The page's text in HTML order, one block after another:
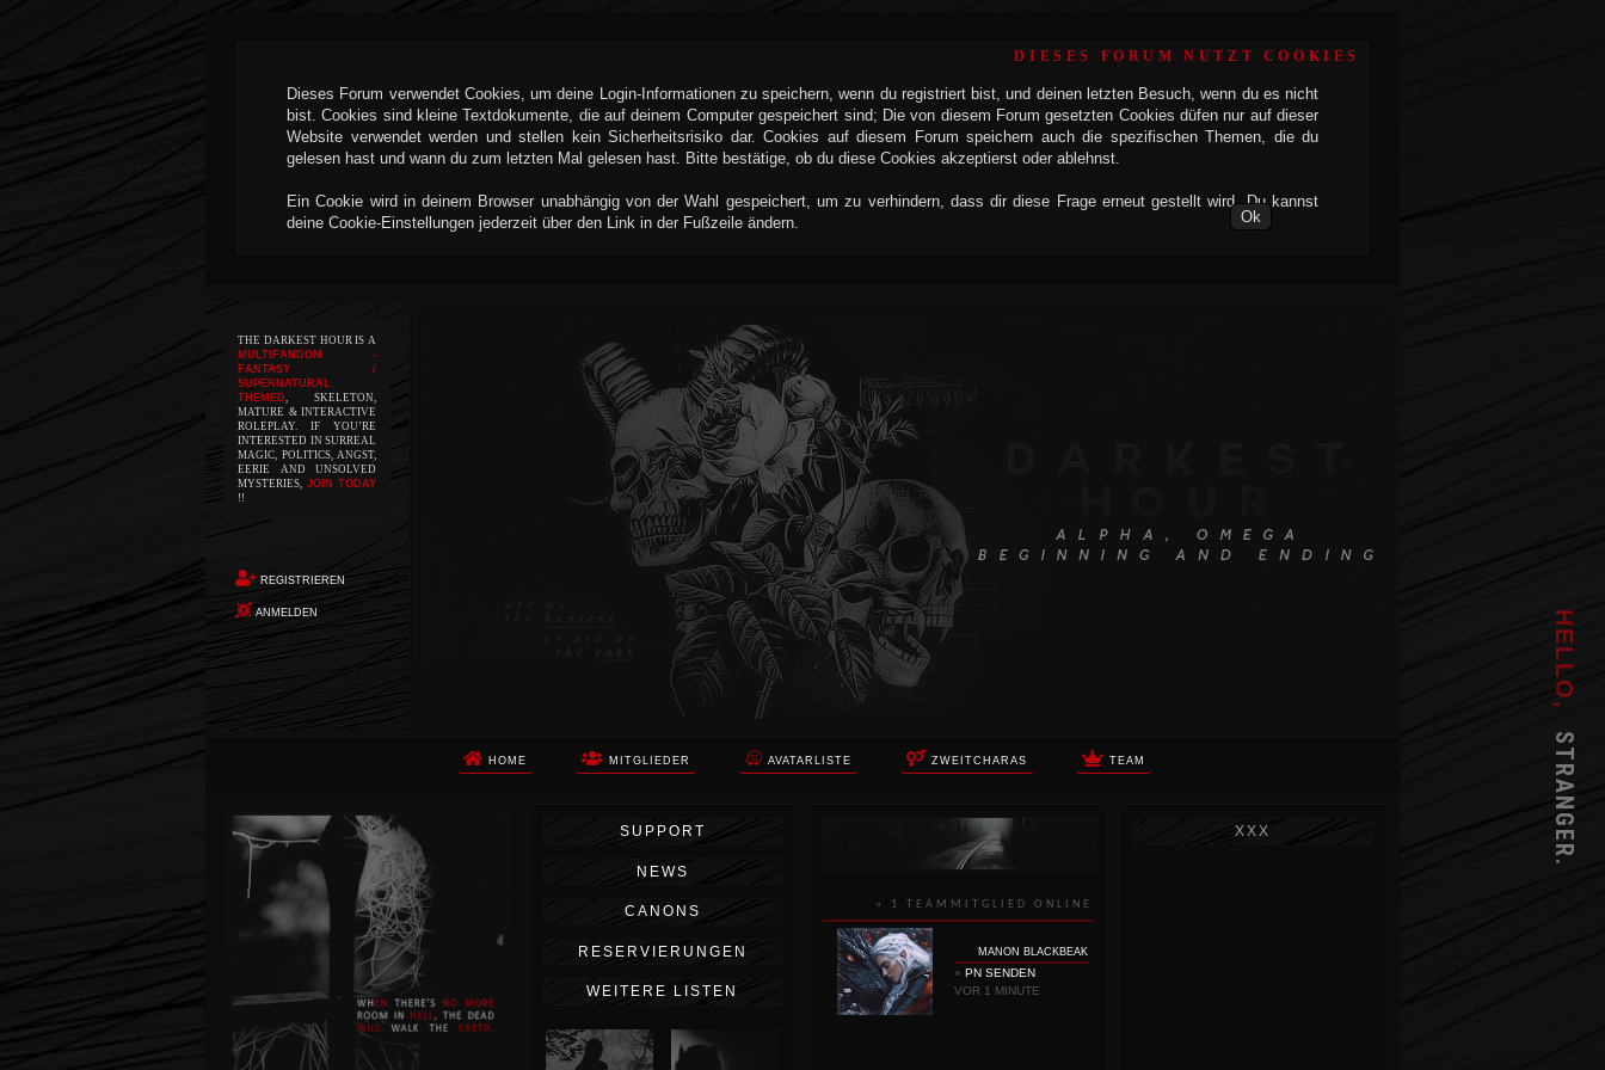
DIESES FORUM NUTZT COOKIES
Dieses Forum verwendet Cookies, um deine Login-Informationen zu speichern, wenn du registriert bist, und deinen letzten Besuch, wenn du es nicht
bist. Cookies sind kleine Textdokumente, die auf deinem Computer gespeichert sind; Die von diesem Forum gesetzten Cookies düfen nur auf dieser
Website verwendet werden und stellen kein Sicherheitsrisiko dar. Cookies auf diesem Forum speichern auch die spezifischen Themen, die du
gelesen hast und wann du zum letzten Mal gelesen hast. Bitte bestätige, ob du diese Cookies akzeptierst oder ablehnst.
Ein Cookie wird in deinem Browser unabhängig von der Wahl gespeichert, um zu verhindern, dass dir diese Frage erneut gestellt wird. Du kannst
deine Cookie-Einstellungen jederzeit über den Link in der Fußzeile ändern.
THE DARKEST HOUR IS A
MULTIFANDOM -
FANTASY /
SUPERNATURAL
THEMED, SKELETON,
MATURE & INTERACTIVE
ROLEPLAY. IF YOU’RE
INTERESTED IN SURREAL
MAGIC, POLITICS, ANGST,
EERIE AND UNSOLVED
MYSTERIES, JOIN TODAY
!!
REGISTRIEREN
ANMELDEN HELLO,
STRANGER.
HOME MITGLIEDER AVATARLISTE ZWEITCHARAS TEAM
Die Apokalypse. Das ist das Wort,
das Ihnen in den Sinn kommt, als
Sie auf dem Boden aufwachen, Ihr
Körper schmerzt und Ihr Geist
wird von alptraumhaften
Erinnerungen überflutet. Vor
wenigen Augenblicken hatten Sie
noch ein ruhiges Leben geführt.
Dann begann die Erde unter Ihren
Füßen zu beben. Um Sie herum
stürzte alles ein. Die Berge
zerbrachen. Die Städte waren
nicht mehr. Die Ozeane
SUPPORT
NEWS
CANONS
RESERVIERUNGEN
WEITERE LISTEN
» 1 TEAMMITGLIED ONLINE
MANON BLACKBEAK
» PN SENDEN
VOR 1 MINUTE
XXX